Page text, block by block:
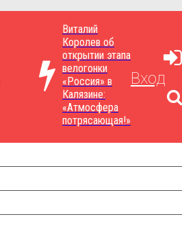
Виталий
Королев об
открытии этапа
велогонки
«Россия» в
Калязине:
«Атмосфера
потрясающая!»
Вход